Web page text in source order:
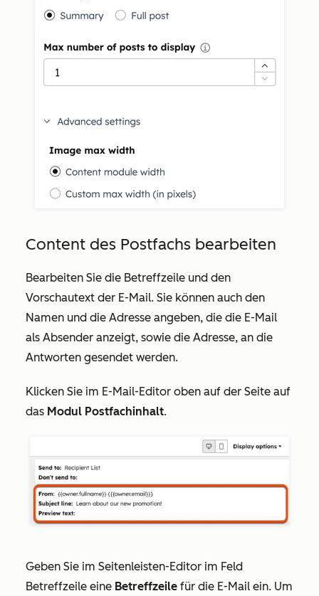
Content des Postfachs bearbeiten
Bearbeiten Sie die Betreffzeile und den
Vorschautext der E-Mail. Sie können auch den
Namen und die Adresse angeben, die die E-Mail
als Absender anzeigt, sowie die Adresse, an die
Antworten gesendet werden.
Klicken Sie im E-Mail-Editor oben auf der Seite auf
das Modul Postfachinhalt.
Geben Sie im Seitenleisten-Editor im Feld
Betreffzeile eine Betreffzeile für die E-Mail ein. Um